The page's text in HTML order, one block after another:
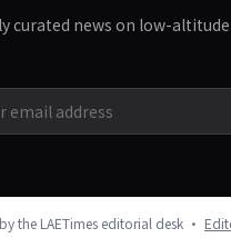
curated news on low-
the LAETimes editorial desk ·